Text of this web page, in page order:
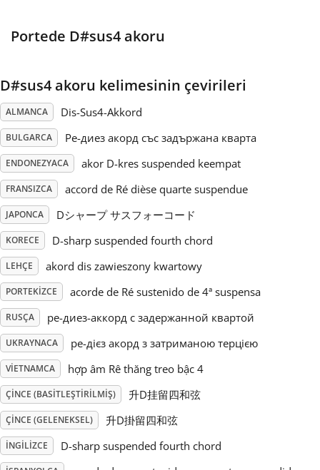
日本語
Polski
Português
Русский
Svenska
Tiếng Việt
Türkçe
Українська
简体中文
繁體中文
Portede D#sus4 akoru
D#sus4 akoru kelimesinin çevirileri
ALMANCA Dis-Sus4-Akkord
BULGARCA Ре-диез акорд със задържана кварта
ENDONEZYACA akor D-kres suspended keempat
FRANSIZCA accord de Ré dièse quarte suspendue
JAPONCA Dシャープ サスフォーコード
KORECE D-sharp suspended fourth chord
LEHÇE akord dis zawieszony kwartowy
PORTEKIZCE acorde de Ré sustenido de 4ª suspensa
RUSÇA ре-диез-аккорд с задержанной квартой
UKRAYNACA ре-дієз акорд з затриманою терцією
VIETNAMCA hợp âm Rê thăng treo bậc 4
ÇINCE (BASITLEŞTIRILMIŞ) 升D挂留四和弦
ÇINCE (GELENEKSEL) 升D掛留四和弦
İNGILIZCE D-sharp suspended fourth chord